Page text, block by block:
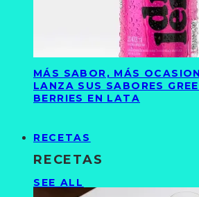
MÁS SABOR, MÁS
LANZA SUS SABORES
BERRIES EN LATA
RECETAS
RECETAS
SEE ALL